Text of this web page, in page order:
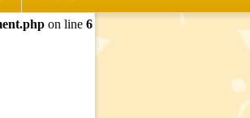
on line 6